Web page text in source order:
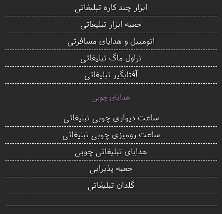
ابزار چند کاره تبلیغاتی
جعبه ابزار تبلیغاتی
اتومبیل و هدایای مسافرتی
تراول ماگ تبلیغاتی
آفتابگیر تبلیغاتی
هدایای چوبی
ساعت دیواری چوبی تبلیغاتی
ساعت رومیزی چوبی تبلیغاتی
هدایای تبلیغاتی چوبی
جعبه پذیرایی
گلدان تبلیغاتی